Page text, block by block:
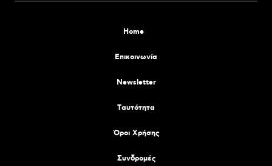
Home
Επικοινωνία
Newsletter
Tαυτότητα
Όροι Χρήσης
Συνδρομές